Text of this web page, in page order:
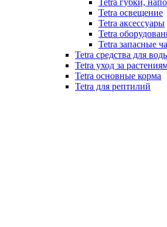
Tetra освещение
Tetra аксессуары
Tetra
Tetra запасные
Tetra средства для
Tetra уход за
Tetra основные корма
Tetra для рептилий